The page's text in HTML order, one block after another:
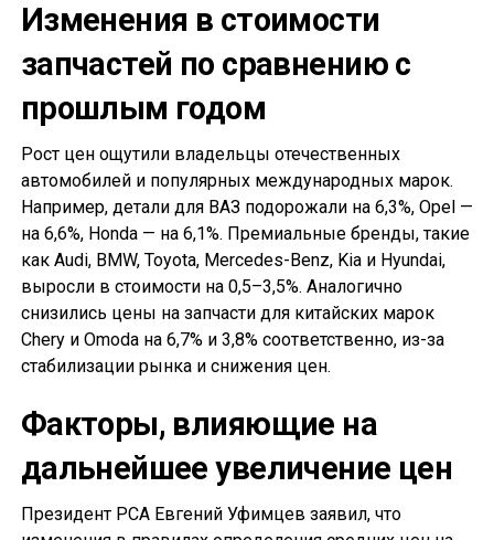
Изменения в стоимости
запчастей по сравнению с
прошлым годом
Рост цен ощутили владельцы отечественных
автомобилей и популярных международных марок.
Например, детали для ВАЗ подорожали на 6,3%, Opel —
на 6,6%, Honda — на 6,1%. Премиальные бренды, такие
как Audi, BMW, Toyota, Mercedes-Benz, Kia и Hyundai,
выросли в стоимости на 0,5–3,5%. Аналогично
снизились цены на запчасти для китайских марок
Chery и Omoda на 6,7% и 3,8% соответственно, из-за
стабилизации рынка и снижения цен.
Факторы, влияющие на
дальнейшее увеличение цен
Президент РСА Евгений Уфимцев заявил, что